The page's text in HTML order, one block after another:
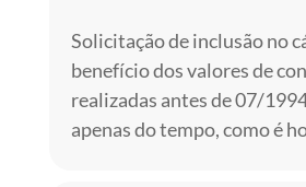
Solicitação de inclusão no
benefício dos valores de
realizadas antes de 07/
apenas do tempo, como é